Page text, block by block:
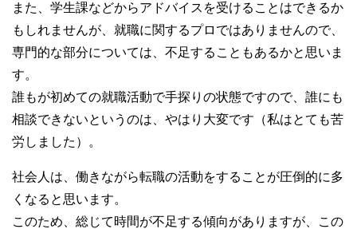
また、学生課などからアドバイスを受けることはできるか
もしれませんが、就職に関するプロではありませんので、
専門的な部分については、不足することもあるかと思いま
す。
誰もが初めての就職活動で手探りの状態ですので、誰にも
相談できないというのは、やはり大変です（私はとても苦
労しました）。
社会人は、働きながら転職の活動をすることが圧倒的に多
くなると思います。
このため、総じて時間が不足する傾向がありますが、この